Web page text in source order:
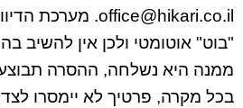
office@hikari.co.il. מערכת
"בוט" אוטומטי ולכן אין להשיב
בכל מקרה, פרטיך לא יימסרו